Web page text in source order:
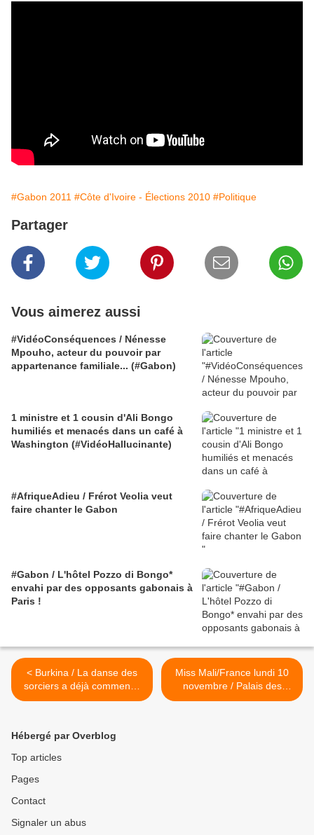
#Gabon 2011 #Côte d'Ivoire - Élections 2010 #Politique
Partager
Vous aimerez aussi
#VidéoConséquences / Nénesse
Mpouho, acteur du pouvoir par
appartenance familiale... (#Gabon)
1 ministre et 1 cousin d'Ali Bongo
humiliés et menacés dans un café à
Washington (#VidéoHallucinante)
#AfriqueAdieu / Frérot Veolia veut
faire chanter le Gabon
#Gabon / L'hôtel Pozzo di Bongo*
envahi par des opposants gabonais à
Paris !
< Burkina / La danse des
sorciers a déjà commencé
(1/2), par Justin Koné
Miss Mali/France lundi 10
novembre / Palais des
Congrès Issy Les
Hébergé par Overblog
Top articles
Pages
Contact
Signaler un abus